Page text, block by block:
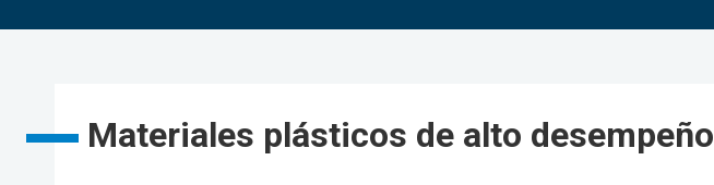
Materiales plásticos de alto desempeño